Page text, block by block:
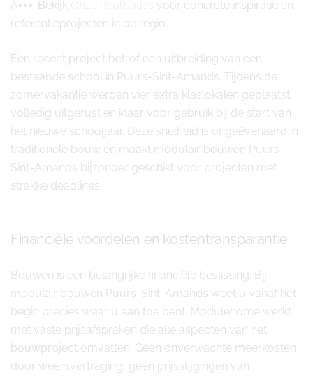
A+++. Bekijk Onze Realisaties voor concrete inspiratie en
referentieprojecten in de regio.
Een recent project betrof een uitbreiding van een
bestaande school in Puurs-Sint-Amands. Tijdens de
zomervakantie werden vier extra klaslokalen geplaatst,
volledig uitgerust en klaar voor gebruik bij de start van
het nieuwe schooljaar. Deze snelheid is ongeëvenaard in
traditionele bouw en maakt modulair bouwen Puurs-
Sint-Amands bijzonder geschikt voor projecten met
strakke deadlines.
Financiële voordelen en kostentransparantie
Bouwen is een belangrijke financiële beslissing. Bij
modulair bouwen Puurs-Sint-Amands weet u vanaf het
begin precies waar u aan toe bent. Modulehome werkt
met vaste prijsafspraken die alle aspecten van het
bouwproject omvatten. Geen onverwachte meerkosten
door weersvertraging, geen prijsstijgingen van